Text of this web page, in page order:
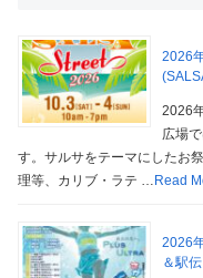
2026
2026
広場
す。サルサをテーマにしたお
理等、カリブ・ラテ … Read
2026
＆駅